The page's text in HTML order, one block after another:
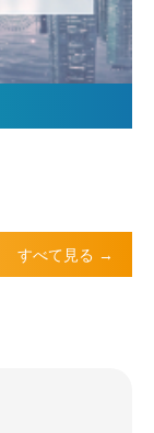
すべて見る →